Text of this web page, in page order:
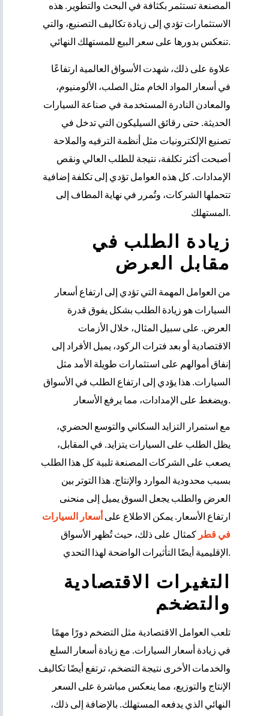
المصنعة تستثمر بكثافة في البحث والتطوير. هذه
الاستثمارات تؤدي إلى زيادة تكاليف التصنيع، والتي
تنعكس بدورها على سعر البيع للمستهلك النهائي.
علاوة على ذلك، شهدت الأسواق العالمية ارتفاعًا
في أسعار المواد الخام مثل الصلب، الألومنيوم،
والمعادن النادرة المستخدمة في صناعة السيارات
الحديثة. حتى رقائق السيليكون التي تدخل في
تصنيع الإلكترونيات مثل أنظمة الترفيه والملاحة
أصبحت أكثر تكلفة، نتيجة للطلب العالي ونقص
الإمدادات. كل هذه العوامل تؤدي إلى تكلفة إضافية
تتحملها الشركات، وتُمرر في نهاية المطاف إلى
زيادة الطلب في
مقابل العرض
من العوامل المهمة التي تؤدي إلى ارتفاع أسعار
السيارات هو زيادة الطلب بشكل يفوق قدرة
العرض. على سبيل المثال، خلال الأزمات
الاقتصادية أو بعد فترات الركود، يميل الأفراد إلى
إنفاق أموالهم على استثمارات طويلة الأمد مثل
السيارات. هذا يؤدي إلى ارتفاع الطلب في الأسواق
ويضغط على الإمدادات، مما يرفع الأسعار.
مع استمرار التزايد السكاني والتوسع الحضري،
يظل الطلب على السيارات يتزايد. في المقابل،
يصعب على الشركات المصنعة تلبية كل هذا الطلب
بسبب محدودية الموارد والإنتاج. هذا التوتر بين
العرض والطلب يجعل السوق يميل إلى منحنى
ارتفاع الأسعار. يمكن الاطلاع على أسعار السيارات
في قطر كمثال على ذلك، حيث تُظهر الأسواق
الإقليمية أيضًا التأثيرات الواضحة لهذا التحدي.
التغيرات الاقتصادية
والتضخم
تلعب العوامل الاقتصادية مثل التضخم دورًا مهمًا
في زيادة أسعار السيارات. مع زيادة أسعار السلع
والخدمات الأخرى نتيجة التضخم، ترتفع أيضًا تكاليف
الإنتاج والتوزيع، مما ينعكس مباشرة على السعر
النهائي الذي يدفعه المستهلك. بالإضافة إلى ذلك،